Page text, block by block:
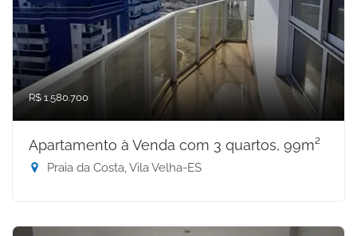
R$ 1.580.700
Apartamento à Venda com 3 quartos, 99m²
Praia da Costa, Vila Velha-ES